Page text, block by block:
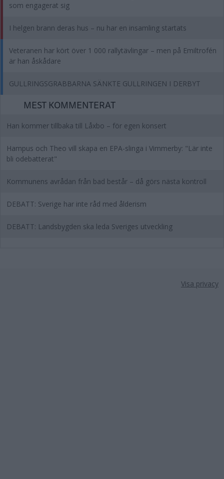
som engagerat sig
I helgen brann deras hus – nu har en insamling startats
Veteranen har kört över 1 000 rallytävlingar – men på Emiltrofén
är han åskådare
GULLRINGSGRABBARNA SÄNKTE GULLRINGEN I DERBYT
MEST KOMMENTERAT
Han kommer tillbaka till Låxbo – för egen konsert
Hampus och Theo vill skapa en EPA-slinga i Vimmerby: "Lär inte
bli odebatterat"
Kommunens avrådan från bad består – då görs nästa kontroll
DEBATT: Sverige har inte råd med ålderism
DEBATT: Landsbygden ska leda Sveriges utveckling
Visa privacy